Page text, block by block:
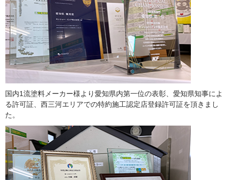
国内1流塗料メーカー様より愛知県内第一位の表彰、愛知県知事によ
る許可証、西三河エリアでの特約施工認定店登録許可証を頂きまし
た。